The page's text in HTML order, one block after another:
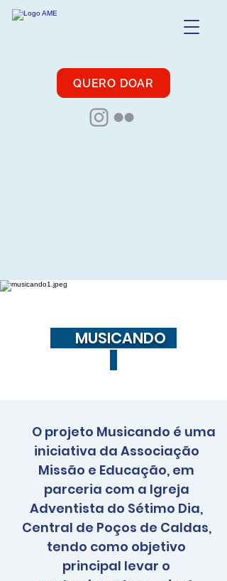
QUERO DOAR
MUSICANDO
O projeto Musicando é uma
iniciativa da Associação
Missão e Educação, em
parceria com a Igreja
Adventista do Sétimo Dia,
Central de Poços de Caldas,
tendo como objetivo
principal levar o